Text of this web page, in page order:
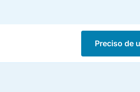
Preciso de